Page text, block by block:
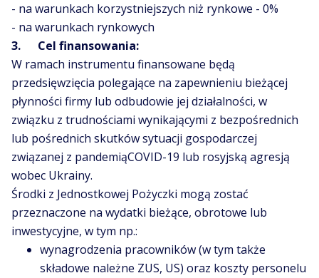
- na warunkach korzystniejszych niż rynkowe - 0%
- na warunkach rynkowych
3. Cel finansowania:
W ramach instrumentu finansowane będą
przedsięwzięcia polegające na zapewnieniu bieżącej
płynności firmy lub odbudowie jej działalności, w
związku z trudnościami wynikającymi z bezpośrednich
lub pośrednich skutków sytuacji gospodarczej
związanej z pandemiąCOVID-19 lub rosyjską agresją
wobec Ukrainy.
Środki z Jednostkowej Pożyczki mogą zostać
przeznaczone na wydatki bieżące, obrotowe lub
inwestycyjne, w tym np.:
wynagrodzenia pracowników (w tym także
składowe należne ZUS, US) oraz koszty personelu